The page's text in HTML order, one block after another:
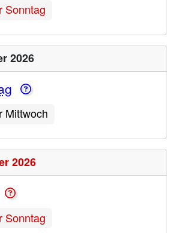
Sonntag
2026
Mittwoch
2026
Sonntag